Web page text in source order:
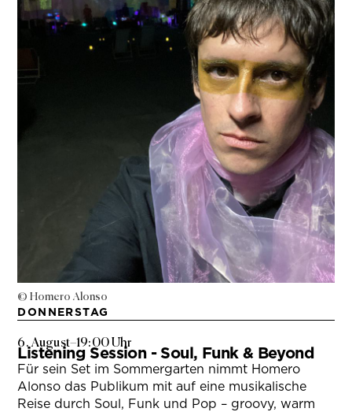
© Homero Alonso
DONNERSTAG
6. August–19:00 Uhr
Listening Session - Soul, Funk & Beyond
Für sein Set im Sommergarten nimmt Homero
Alonso das Publikum mit auf eine musikalische
Reise durch Soul, Funk und Pop – groovy, warm